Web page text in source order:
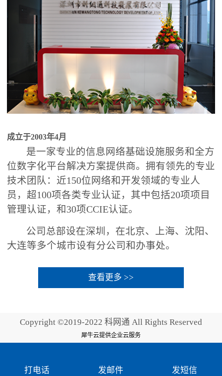
成立于2003年4月
是一家专业的信息网络基础设施服务和全方
位数字化平台解决方案提供商。拥有领先的专业
技术团队：近150位网络和开发领域的专业人
员，超100项各类专业认证，其中包括20项项目
管理认证，和30项CCIE认证。
公司总部设在深圳，在北京、上海、沈阳、
大连等多个城市设有分公司和办事处。
查看更多 >>
Copyright ©2019-2022 科网通 All Rights Reserved
犀牛云提供企业云服务
打电话 发邮件 发短信